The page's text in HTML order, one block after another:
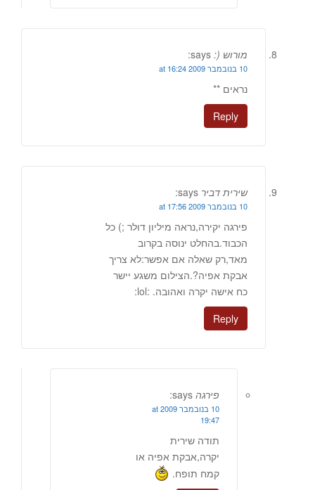
מורוש (: says:
10 בנובמבר 2009 at 16:24
נראים **
Reply
שירית דביר says:
10 בנובמבר 2009 at 17:56
פירגה יקירה,נראה מיליון דולר ;) כל
הכבוד.בהחלט ינוסה בקרוב
מאד,רק שאלה אם אפשר:לא צריך
אבקת אפיה?.הצילום משגע יישר
כח אישה יקרה ואהובה. :lol:
Reply
פירגה says:
10 בנובמבר 2009 at
19:47
תודה שירית
יקרה,אבקת אפיה או
קמח תופח.